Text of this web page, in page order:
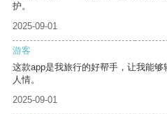
护。
2025-09-01
游客
这款app是我旅行的好帮手，让我能
人情。
2025-09-01